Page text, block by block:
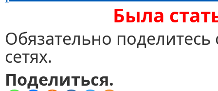
Была
Обязательно
сетях.
Поделиться.